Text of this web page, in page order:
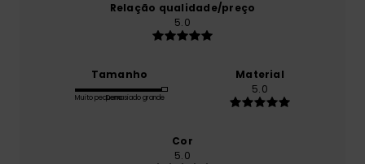
Relação qualidade/preço
5.0
Tamanho
Muito pequenoDemasiado grande
Material
5.0
Cor
5.0